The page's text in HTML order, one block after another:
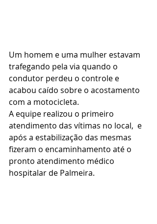
Um homem e uma mulher estavam
trafegando pela via quando o
condutor perdeu o controle e
acabou caído sobre o acostamento
com a motocicleta.
A equipe realizou o primeiro
atendimento das vítimas no local,  e
após a estabilização das mesmas
fizeram o encaminhamento até o
pronto atendimento médico
hospitalar de Palmeira.